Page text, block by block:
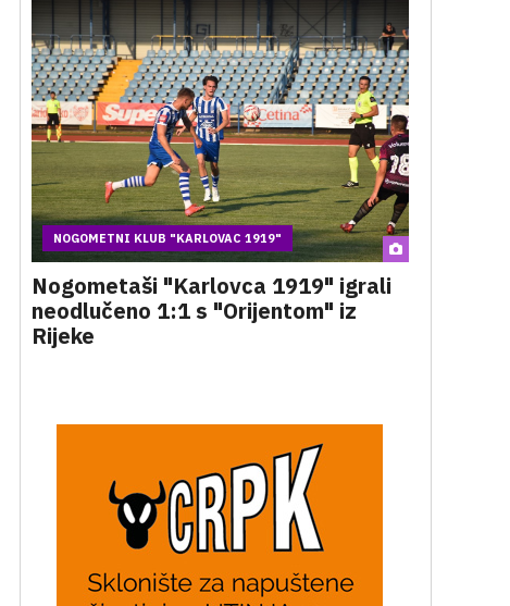
NOGOMETNI KLUB "KARLOVAC 1919"
Nogometaši "Karlovca 1919" igrali
neodlučeno 1:1 s "Orijentom" iz
Rijeke